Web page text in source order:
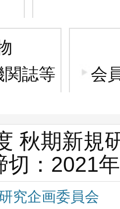
関誌等 会
秋期新規
切：2021
究企画委員会